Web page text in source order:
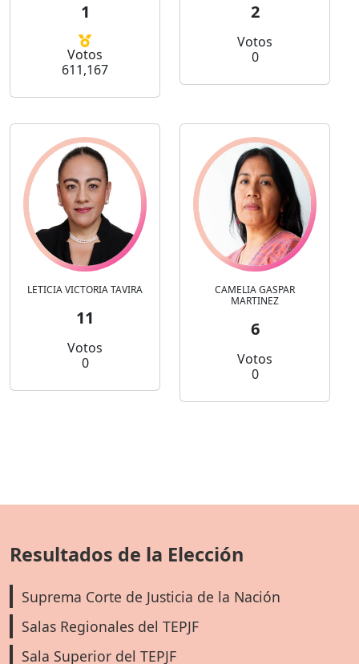
1
Votos
611,167
2
Votos
0
LETICIA VICTORIA TAVIRA
11
Votos
0
CAMELIA GASPAR
MARTINEZ
6
Votos
0
Resultados de la Elección
Suprema Corte de Justicia de la Nación
Salas Regionales del TEPJF
Sala Superior del TEPJF